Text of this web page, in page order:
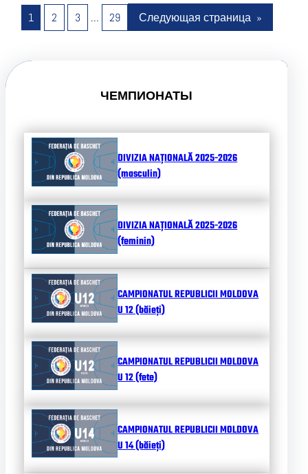
1 2 3 … 29 Следующая страница »
ЧЕМПИОНАТЫ
DIVIZIA NAȚIONALĂ 2025-2026
(masculin)
DIVIZIA NAȚIONALĂ 2025-2026
(feminin)
CAMPIONATUL REPUBLICII MOLDOVA
U 12 (băieți)
CAMPIONATUL REPUBLICII MOLDOVA
U 12 (fete)
CAMPIONATUL REPUBLICII MOLDOVA
U 14 (băieți)